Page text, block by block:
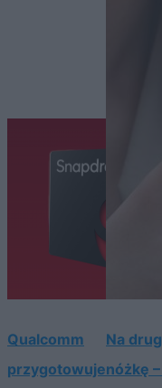
Qualcomm
przygotowuje
Na
nóżkę